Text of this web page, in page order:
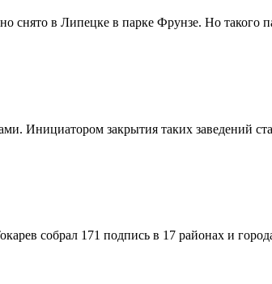
снято в Липецке в парке Фрунзе. Но такого
Инициатором закрытия таких заведений
собрал 171 подпись в 17 районах и